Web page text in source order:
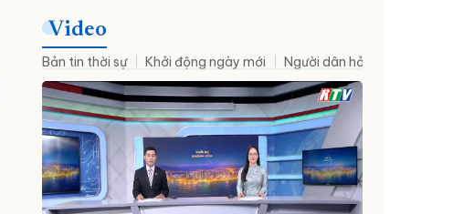
Video
Bản tin thời sự Khởi động ngày mới Người dân hỏi – Cơ quan nhà